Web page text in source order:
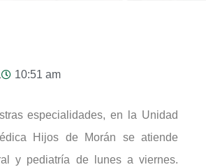
10:51 am
especialidades, en la Unidad
Hijos de Morán se atiende
y pediatría de lunes a viernes.